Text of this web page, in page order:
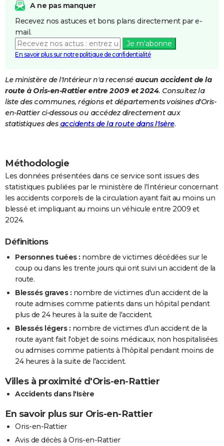
Destinations
City break
Voyage nature
Voyage de noces
Forum
Climat
PHOTO
GUIDES D'ACHAT
BONS PLANS
Carte de Noël
Carte Bonne année
Carte Saint-Valentin
Carte Pâques
Carte d'anniversaire
DICTIONNAIRE
Dictionnaire
Biographies
Citations
Expressions
Proverbes
PROGRAMME TV
FORUM
Bricolage
Television
A ne pas manquer
Recevez nos astuces et bons plans directement par e-
mail.
Je m'abonne
En savoir plus sur notre politique de confidentialité
Le ministère de l'Intérieur n'a recensé aucun accident de la
route à Oris-en-Rattier entre 2009 et 2024. Consultez la
liste des communes, régions et départements voisines d'Oris-
en-Rattier ci-dessous ou accédez directement aux
statistiques des accidents de la route dans l'Isère.
Méthodologie
Les données présentées dans ce service sont issues des
statistiques publiées par le ministère de l'Intérieur concernant
les accidents corporels de la circulation ayant fait au moins un
blessé et impliquant au moins un véhicule entre 2009 et
2024.
Définitions
Personnes tuées : nombre de victimes décédées sur le
coup ou dans les trente jours qui ont suivi un accident de la
route.
Blessés graves : nombre de victimes d'un accident de la
route admises comme patients dans un hôpital pendant
plus de 24 heures à la suite de l'accident.
Blessés légers : nombre de victimes d'un accident de la
route ayant fait l'objet de soins médicaux, non hospitalisées
ou admises comme patients à l'hôpital pendant moins de
24 heures à la suite de l'accident.
Villes à proximité d'Oris-en-Rattier
Accidents dans l'Isère
En savoir plus sur Oris-en-Rattier
Oris-en-Rattier
Avis de décès à Oris-en-Rattier